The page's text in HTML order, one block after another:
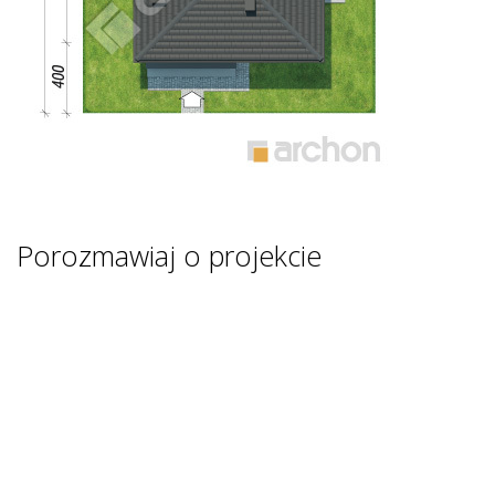
Porozmawiaj o projekcie